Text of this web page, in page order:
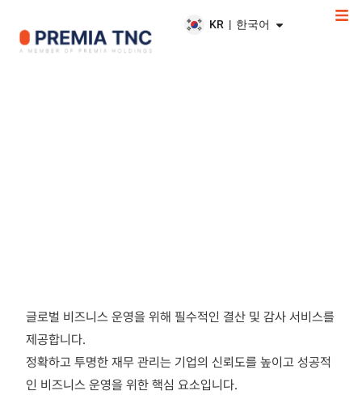
KR | 한국어
글로벌 비즈니스 운영을 위해 필수적인 결산 및 감사 서비스를
제공합니다.
정확하고 투명한 재무 관리는 기업의 신뢰도를 높이고 성공적
인 비즈니스 운영을 위한 핵심 요소입니다.